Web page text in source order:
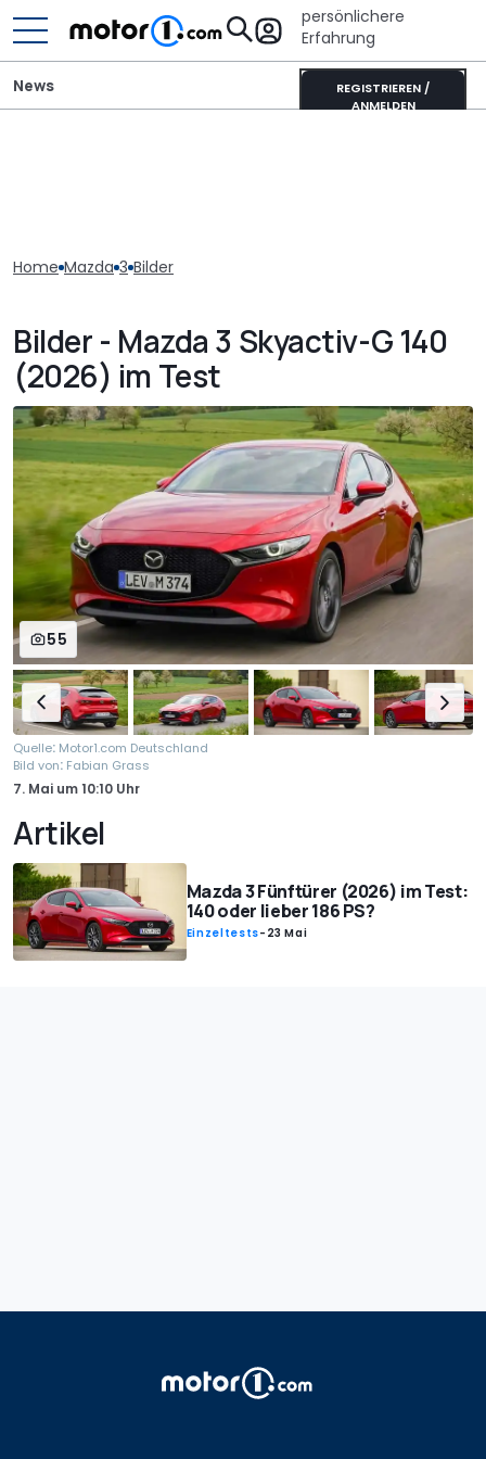
persönlichere
Erfahrung
REGISTRIEREN /
ANMELDEN
News
Home Mazda 3 Bilder
Bilder - Mazda 3 Skyactiv-G 140
(2026) im Test
55
Quelle: Motor1.com Deutschland
Bild von: Fabian Grass
7. Mai um10:10 Uhr
Artikel
Mazda 3 Fünftürer (2026) im Test:
140 oder lieber 186 PS?
Einzeltests- 23 Mai